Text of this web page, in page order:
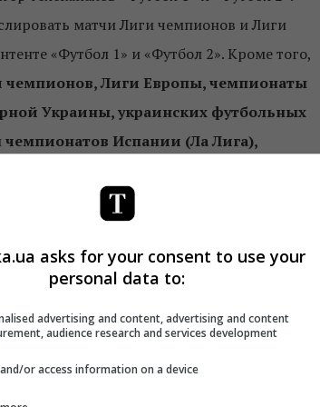
матчи Лиги чемпионов и Лиги
«Футбол 1» и «Футбол 2». Кроме того,
чемпионов, Лиги Европы, чемпионаты
Украины, украинских футбольных
чемпионатов Испании (Ла Лига),
перешла сублицензия телеправ
(эксклюзивно владеет телевизионными и
намерены транслировать Евро 2020, в
«Футбол 1» и «Футбол 2» занимаются
всего 12 программ (новости,
холдинга работает более 200
asks for your consent to use your
personal data to:
advertising and content, advertising and content
audience research and services development
or access information on a device